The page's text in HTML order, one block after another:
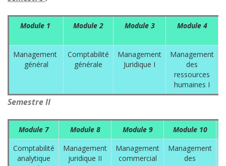
Module1 Module 2 Module 3 Module 4
Management
général
Comptabilité
générale
Management
Juridique I
Management
des
ressources
humaines I
Semestre II
Module 7 Module 8 Module 9 Module 10
Comptabilité
analytique
Management
juridique II
Management
commercial
Management
des